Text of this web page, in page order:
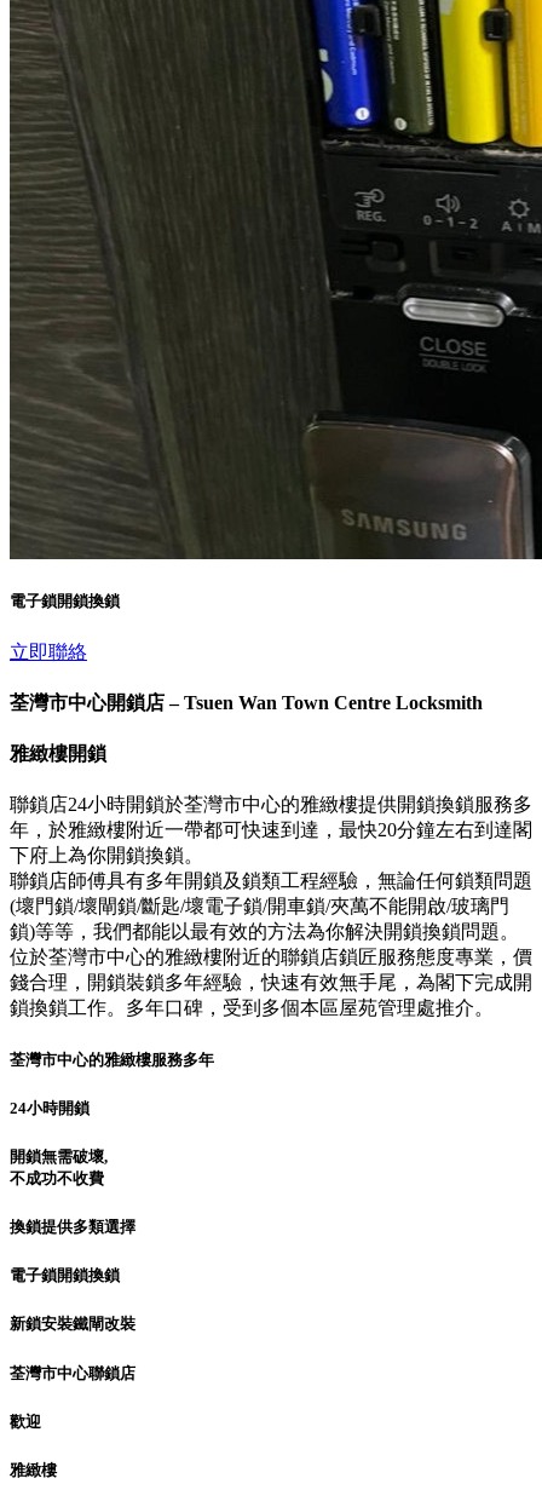
電子鎖開鎖換鎖
立即聯絡
荃灣市中心開鎖店 – Tsuen Wan Town Centre Locksmith
雅緻樓開鎖
聯鎖店24小時開鎖於荃灣市中心的雅緻樓提供開鎖換鎖服務多
年，於雅緻樓附近一帶都可快速到達，最快20分鐘左右到達閣
下府上為你開鎖換鎖。
聯鎖店師傅具有多年開鎖及鎖類工程經驗，無論任何鎖類問題
(壞門鎖/壞閘鎖/斷匙/壞電子鎖/開車鎖/夾萬不能開啟/玻璃門
鎖)等等，我們都能以最有效的方法為你解決開鎖換鎖問題。
位於荃灣市中心的雅緻樓附近的聯鎖店鎖匠服務態度專業，價
錢合理，開鎖裝鎖多年經驗，快速有效無手尾，為閣下完成開
鎖換鎖工作。多年口碑，受到多個本區屋苑管理處推介。
荃灣市中心的雅緻樓服務多年
24小時開鎖
開鎖無需破壞,
不成功不收費
換鎖提供多類選擇
電子鎖開鎖換鎖
新鎖安裝鐵閘改裝
荃灣市中心聯鎖店
歡迎
雅緻樓